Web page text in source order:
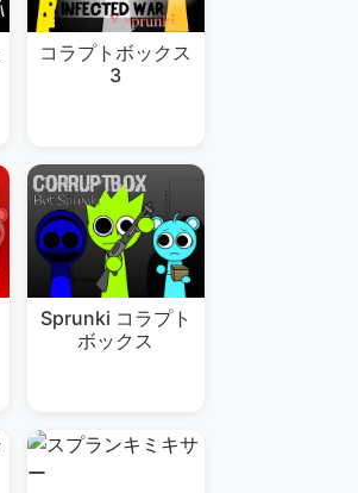
コラプトボックス
3
Sprunki コラプト
ボックス